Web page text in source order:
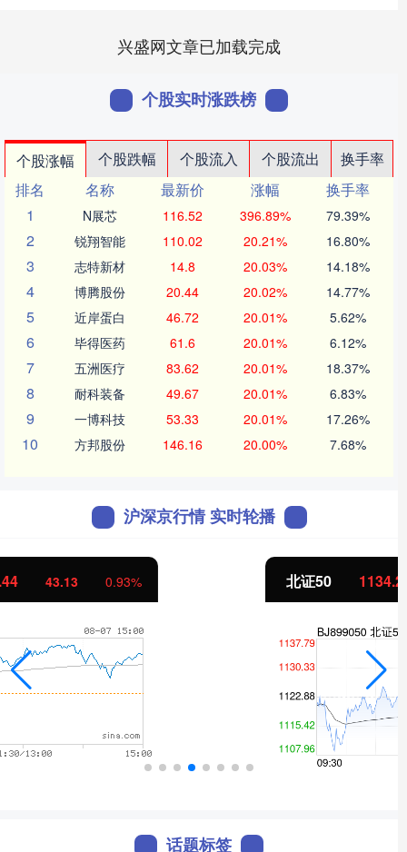
兴盛网文章已加载完成
个股实时涨跌榜
个股涨幅 个股跌幅 个股流入 个股流出
换手率
排名
名称 最新价 涨幅
换手率
1
N展芯 116.52 396.89% 79.39%
2 锐翔智能 110.02 20.21% 16.80%
3 志特新材 14.8 20.03% 14.18%
4 博腾股份 20.44 20.02% 14.77%
5 近岸蛋白 46.72 20.01% 5.62%
6 毕得医药 61.6 20.01% 6.12%
7 五洲医疗 83.62 20.01% 18.37%
8 耐科装备 49.67 20.01% 6.83%
9 一博科技 53.33 20.01% 17.26%
10 方邦股份 146.16 20.00% 7.68%
沪深京行情 实时轮播
北证50 1.01%
话题标签